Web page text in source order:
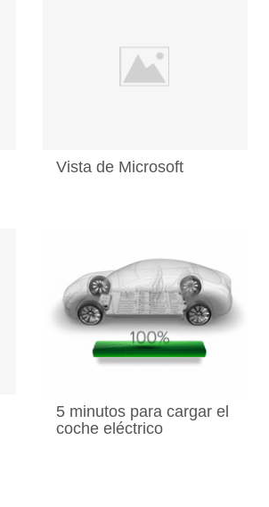
Vista de Microsoft
5 minutos para cargar el
coche eléctrico